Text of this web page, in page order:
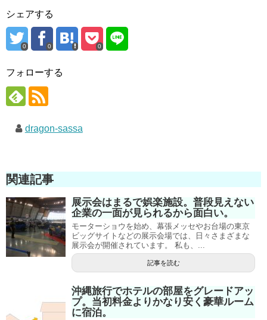
シェアする
0 0 0
フォローする
dragon-sassa
関連記事
展示会はまるで娯楽施設。普段見えない
企業の一面が見られるから面白い。
モーターショウを始め、幕張メッセやお台場の東京
ビッグサイトなどの展示会場では、日々さまざまな
展示会が開催されています。 私も、...
記事を読む
沖縄旅行でホテルの部屋をグレードアッ
プ。当初料金よりかなり安く豪華ルーム
に宿泊。